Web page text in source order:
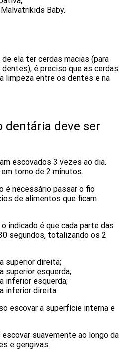
Baby.
de ela ter cerdas macias (para
é preciso que as cerdas
limpeza entre os dentes e na
dentária deve ser
escovados 3 vezes ao dia.
torno de 2 minutos.
é necessário passar o fio
de alimentos que ficam
indicado é que cada parte das
segundos, totalizando os 2
superior direita;
superior esquerda;
inferior esquerda;
inferior direita.
escovar a superfície interna e
suavemente ao longo da
e gengivas.